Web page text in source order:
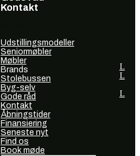
Kontakt
Udstillingsmodeller
Seniormøbler
Møbler
Brands
Stolebussen
Byg-selv
Gode råd
Kontakt
Åbningstider
Finansiering
Seneste nyt
Find os
Book møde